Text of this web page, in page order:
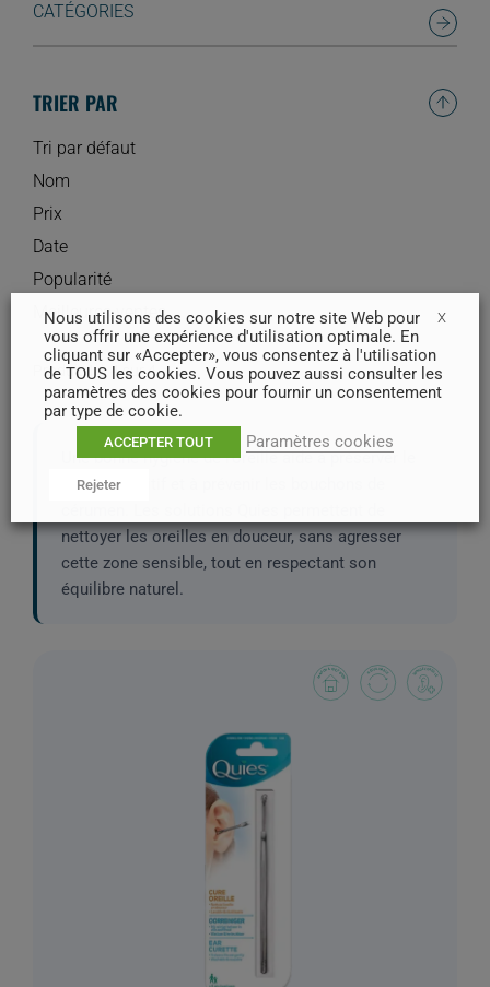
CATÉGORIES
TRIER PAR
Tri par défaut
Nom
Prix
Date
Popularité
Meilleures ventes
Produit 1 à 4 sur 4
Une bonne hygiène de l’oreille aide à préserver le
conduit auditif et à prévenir les bouchons de
nettoyer les oreilles en douceur, sans agresser
cette zone sensible, tout en respectant son
équilibre naturel.
X
Nous utilisons des cookies sur notre site Web pour
vous offrir une expérience d'utilisation optimale. En
cliquant sur «Accepter», vous consentez à l'utilisation
de TOUS les cookies. Vous pouvez aussi consulter les
paramètres des cookies pour fournir un consentement
par type de cookie.
ACCEPTER TOUT Paramètres cookies
Rejeter